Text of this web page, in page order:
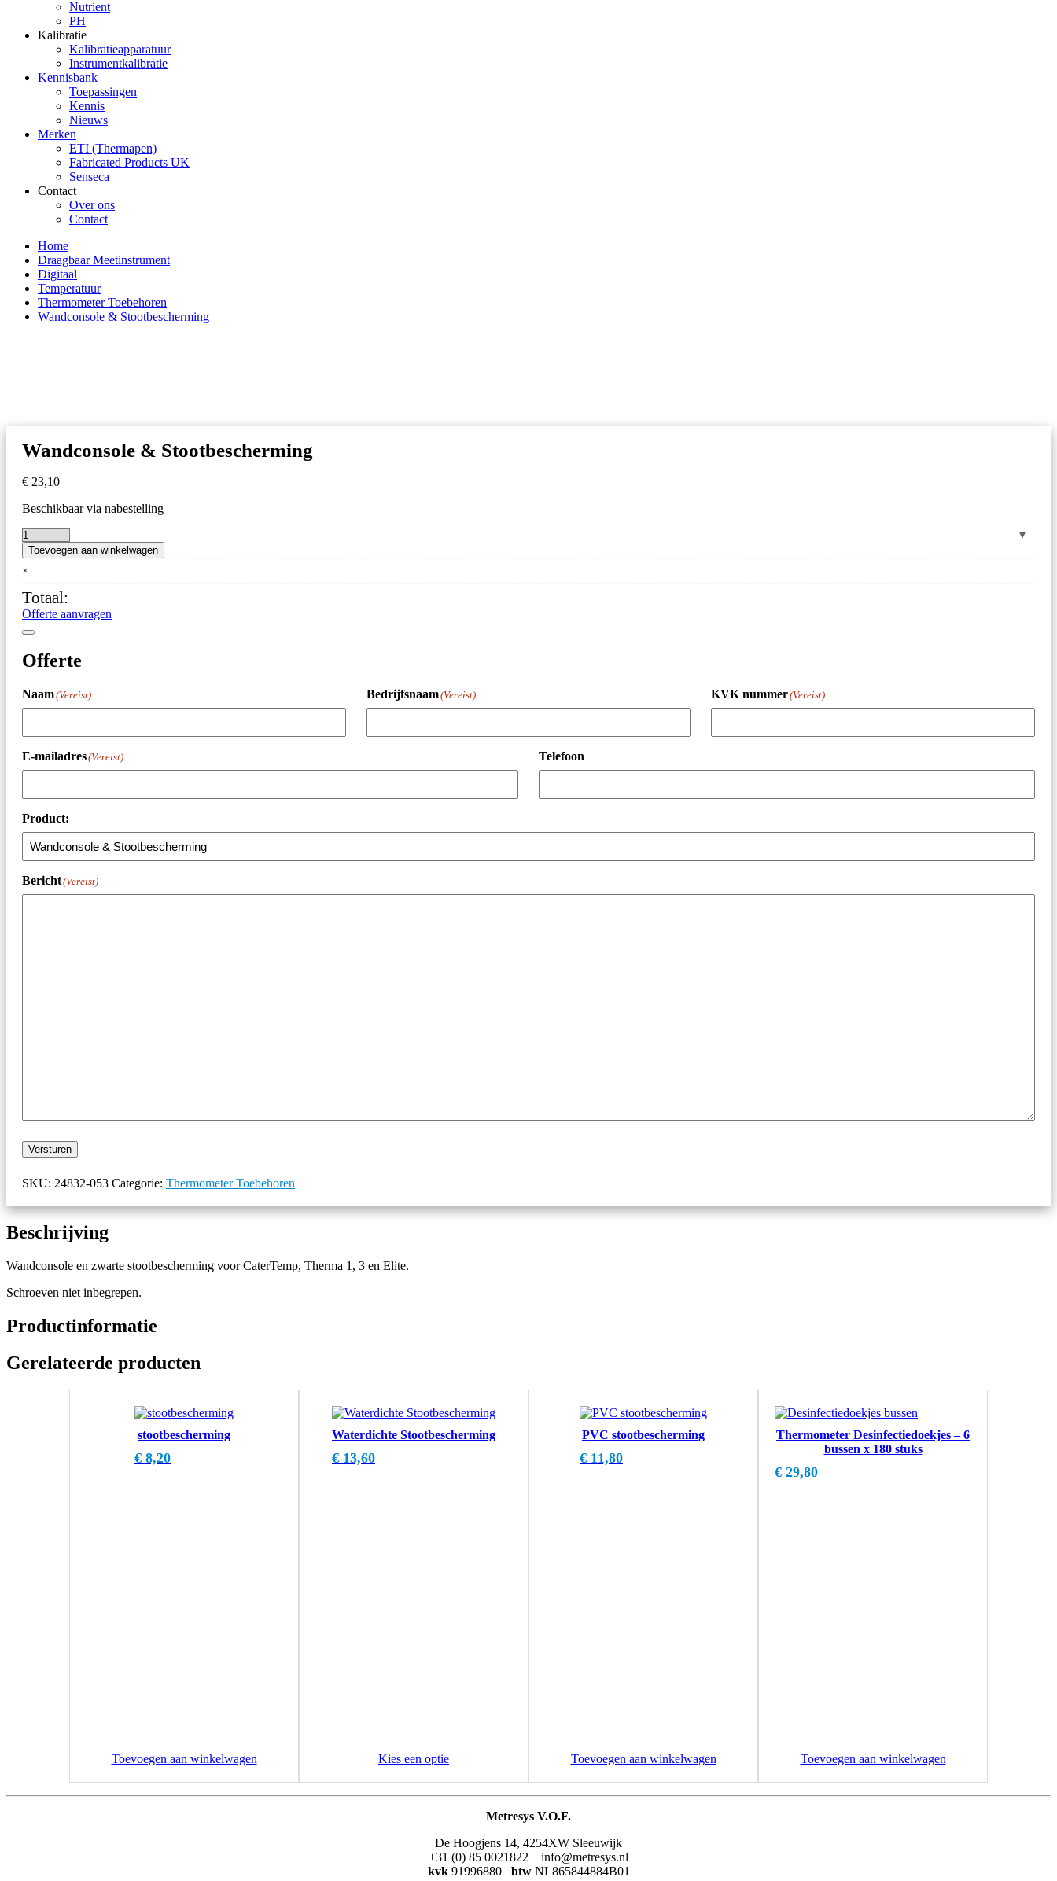
Nutrient
PH
Kalibratie
Kalibratieapparatuur
Instrumentkalibratie
Kennisbank
Toepassingen
Kennis
Nieuws
Merken
ETI (Thermapen)
Fabricated Products UK
Senseca
Contact
Over ons
Contact
Home
Draagbaar Meetinstrument
Digitaal
Temperatuur
Thermometer Toebehoren
Wandconsole & Stootbescherming
Wandconsole & Stootbescherming
€ 23,10
Beschikbaar via nabestelling
Wandconsole
&
Stootbescherming
Toevoegen aan winkelwagen
×
Totaal:
Offerte aanvragen
Offerte
Naam(Vereist) Bedrijfsnaam(Vereist) KVK nummer(Vereist)
E-mailadres(Vereist) Telefoon
Product:
Bericht(Vereist)
Versturen
SKU: 24832-053 Categorie: Thermometer Toebehoren
Beschrijving
Wandconsole en zwarte stootbescherming voor CaterTemp, Therma 1, 3 en Elite.
Schroeven niet inbegrepen.
Productinformatie
Gerelateerde producten
stootbescherming
€ 8,20
Toevoegen aan winkelwagen
Waterdichte Stootbescherming
€ 13,60
Kies een optie
PVC stootbescherming
€ 11,80
Toevoegen aan winkelwagen
Thermometer Desinfectiedoekjes – 6
bussen x 180 stuks
€ 29,80
Toevoegen aan winkelwagen
Metresys V.O.F.
De Hoogjens 14, 4254XW Sleeuwijk
+31 (0) 85 0021822 info@metresys.nl
kvk 91996880 btw NL865844884B01